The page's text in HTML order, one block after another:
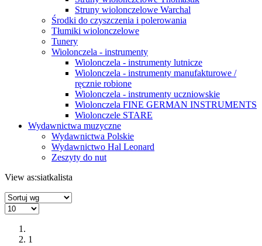
Struny wiolonczelowe Warchal
Środki do czyszczenia i polerowania
Tłumiki wiolonczelowe
Tunery
Wiolonczela - instrumenty
Wiolonczela - instrumenty lutnicze
Wiolonczela - instrumenty manufakturowe /
ręcznie robione
Wiolonczela - instrumenty uczniowskie
Wiolonczela FINE GERMAN INSTRUMENTS
Wiolonczele STARE
Wydawnictwa muzyczne
Wydawnictwa Polskie
Wydawnictwo Hal Leonard
Zeszyty do nut
View as:siatkalista
1